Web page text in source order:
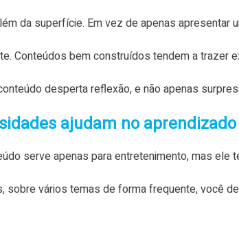
da superfície. Em vez de apenas
Conteúdos bem construídos tendem a trazer
desperta reflexão, e não apenas
ajudam no
serve apenas para entretenimento, mas ele
sobre vários temas de forma frequente, você